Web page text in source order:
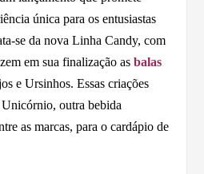
única para os entusiastas
se da nova Linha Candy, com
em sua finalização asbalas
e Ursinhos. Essas criações
outra bebida
as marcas, para o cardápio de